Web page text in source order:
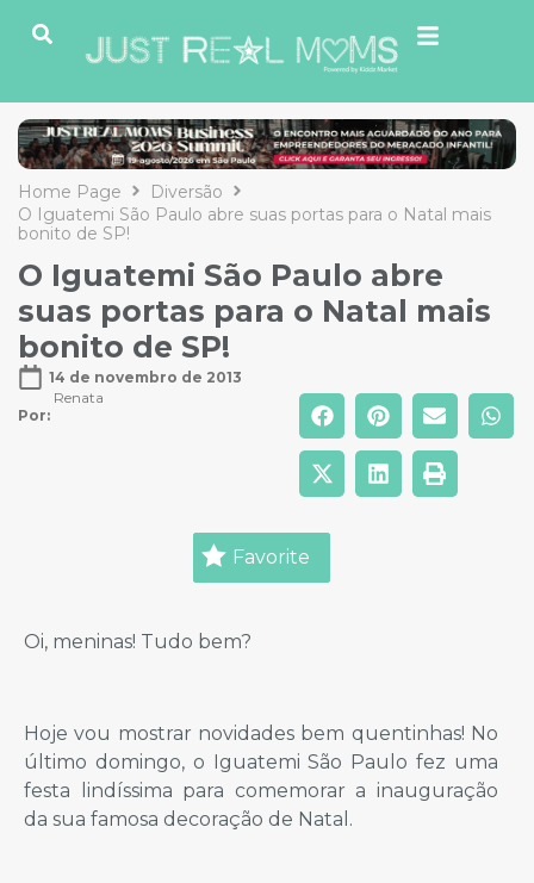
Home Page
Diversão
O Iguatemi São Paulo abre suas portas para o Natal mais
bonito de SP!
O Iguatemi São Paulo abre
suas portas para o Natal mais
bonito de SP!
14 de novembro de 2013
Por:
Renata
Favorite
Oi, meninas! Tudo bem?
Hoje vou mostrar novidades bem quentinhas! No
último domingo, o Iguatemi São Paulo fez uma
festa lindíssima para comemorar a inauguração
da sua famosa decoração de Natal.